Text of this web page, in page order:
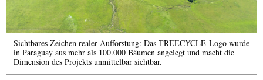
Sichtbares Zeichen realer Aufforstung: Das TREECYCLE-Logo wurde
in Paraguay aus mehr als 100.000 Bäumen angelegt und macht die
Dimension des Projekts unmittelbar sichtbar.